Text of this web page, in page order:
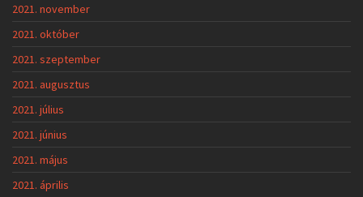
2021. november
2021. október
2021. szeptember
2021. augusztus
2021. július
2021. június
2021. május
2021. április